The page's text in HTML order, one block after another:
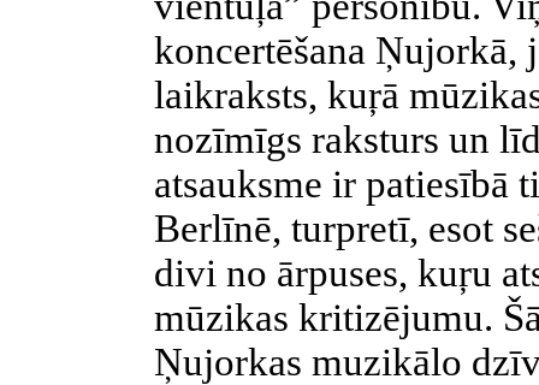
koncertēšana Ņujorkā,
laikraksts, kuŗā
nozīmīgs raksturs un
atsauksme ir patiesībā
Berlīnē, turpretī, esot
divi no ārpuses, kuŗu
mūzikas kritizējumu.
Ņujorkas muzikālo